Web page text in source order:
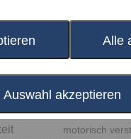
Alle
Auswahl akzeptieren
motorisch